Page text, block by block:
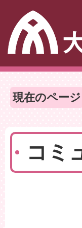
現在のページ
コミ